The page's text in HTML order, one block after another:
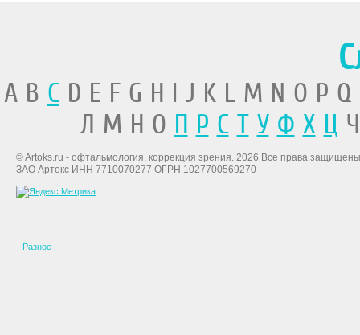
A B CD E F G H I J K L M N O P
Л М Н О П Р С Т У Ф Х Ц
© Artoks.ru - офтальмология, коррекция зрения. 2026 Все права
ЗАО Артокс ИНН 7710070277 ОГРН 1027700569270
Разное